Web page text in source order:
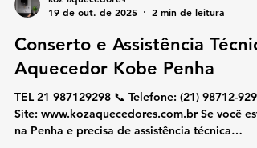
koz aquecedores
19 de out. de 2025
2 min de leitura